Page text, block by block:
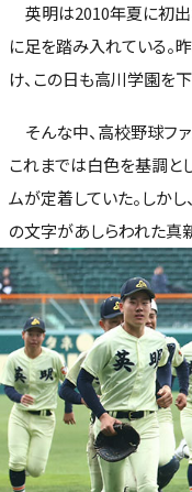
英明は2010年夏に初出
に足を踏み入れている。
け、この日も高川学園を下
そんな中、高校野球フ
これまでは白色を基調と
ムが定着していた。しか
の文字があしらわれた真